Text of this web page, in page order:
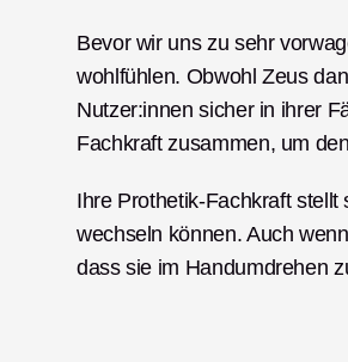
Bevor wir uns zu sehr
wohlfühlen. Obwohl Zeus
Nutzer:innen sicher in ihrer
Fachkraft zusammen, um
Ihre Prothetik-Fachkraft
wechseln können. Auch
dass sie im Handumdrehen